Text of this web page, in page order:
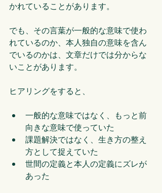
かれていることがあります。
でも、その言葉が一般的な意味で使わ
れているのか、本人独自の意味を含ん
でいるのかは、文章だけでは分からな
いことがあります。
ヒアリングをすると、
一般的な意味ではなく、もっと前
向きな意味で使っていた
課題解決ではなく、生き方の整え
方として捉えていた
世間の定義と本人の定義にズレが
あった